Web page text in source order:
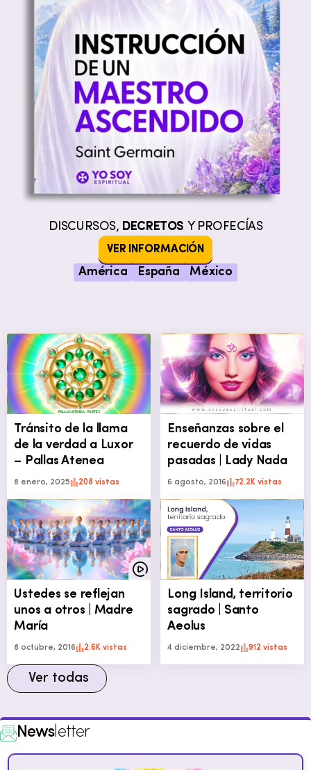
DISCURSOS, DECRETOS Y PROFECÍAS
VER INFORMACIÓN
América España México
Tránsito de la llama
de la verdad a Luxor
– Pallas Atenea
8 enero, 2025 208 vistas
Enseñanzas sobre el
recuerdo de vidas
pasadas | Lady Nada
6 agosto, 2016 72.2K vistas
Ustedes se reflejan
unos a otros | Madre
María
8 octubre, 2016 2.6K vistas
Long Island, territorio
sagrado | Santo
Aeolus
4 diciembre, 2022 912 vistas
Ver todas
Newsletter